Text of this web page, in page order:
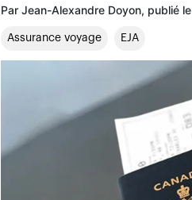
Par Jean-Alexandre Doyon, publié
Assurance voyage EJA